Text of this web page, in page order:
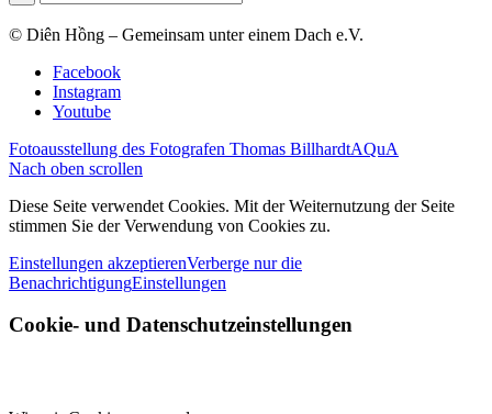
© Diên Hồng – Gemeinsam unter einem Dach e.V.
Facebook
Instagram
Youtube
Fotoausstellung des Fotografen Thomas BillhardtAQuA
Nach oben scrollen
Diese Seite verwendet Cookies. Mit der Weiternutzung der Seite
stimmen Sie der Verwendung von Cookies zu.
Einstellungen akzeptierenVerberge nur die
BenachrichtigungEinstellungen
Cookie- und Datenschutzeinstellungen